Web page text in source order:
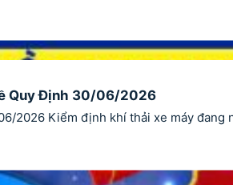
Quy Định 30/06/2026
2026 Kiểm định khí thải xe máy